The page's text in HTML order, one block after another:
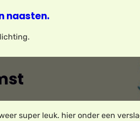
naasten.
super leuk. hier onder een